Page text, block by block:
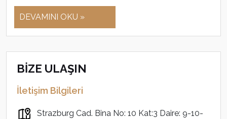
DEVAMINI OKU »
BİZE ULAŞIN
İletişim Bilgileri
Strazburg Cad. Bina No: 10 Kat:3 Daire: 9-10-